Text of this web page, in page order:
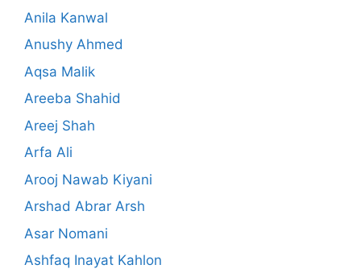
Anila Kanwal
Anushy Ahmed
Aqsa Malik
Areeba Shahid
Areej Shah
Arfa Ali
Arooj Nawab Kiyani
Arshad Abrar Arsh
Asar Nomani
Ashfaq Inayat Kahlon